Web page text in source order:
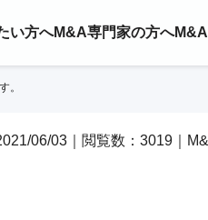
い方へM&A専門家の方へ
。
06/03｜閲覧数：3019｜